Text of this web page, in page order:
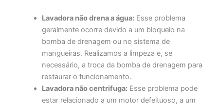
Lavadora não drena a água: Esse problema
geralmente ocorre devido a um bloqueio na
bomba de drenagem ou no sistema de
mangueiras. Realizamos a limpeza e, se
necessário, a troca da bomba de drenagem para
restaurar o funcionamento.
Lavadora não centrifuga: Esse problema pode
estar relacionado a um motor defeituoso, a um